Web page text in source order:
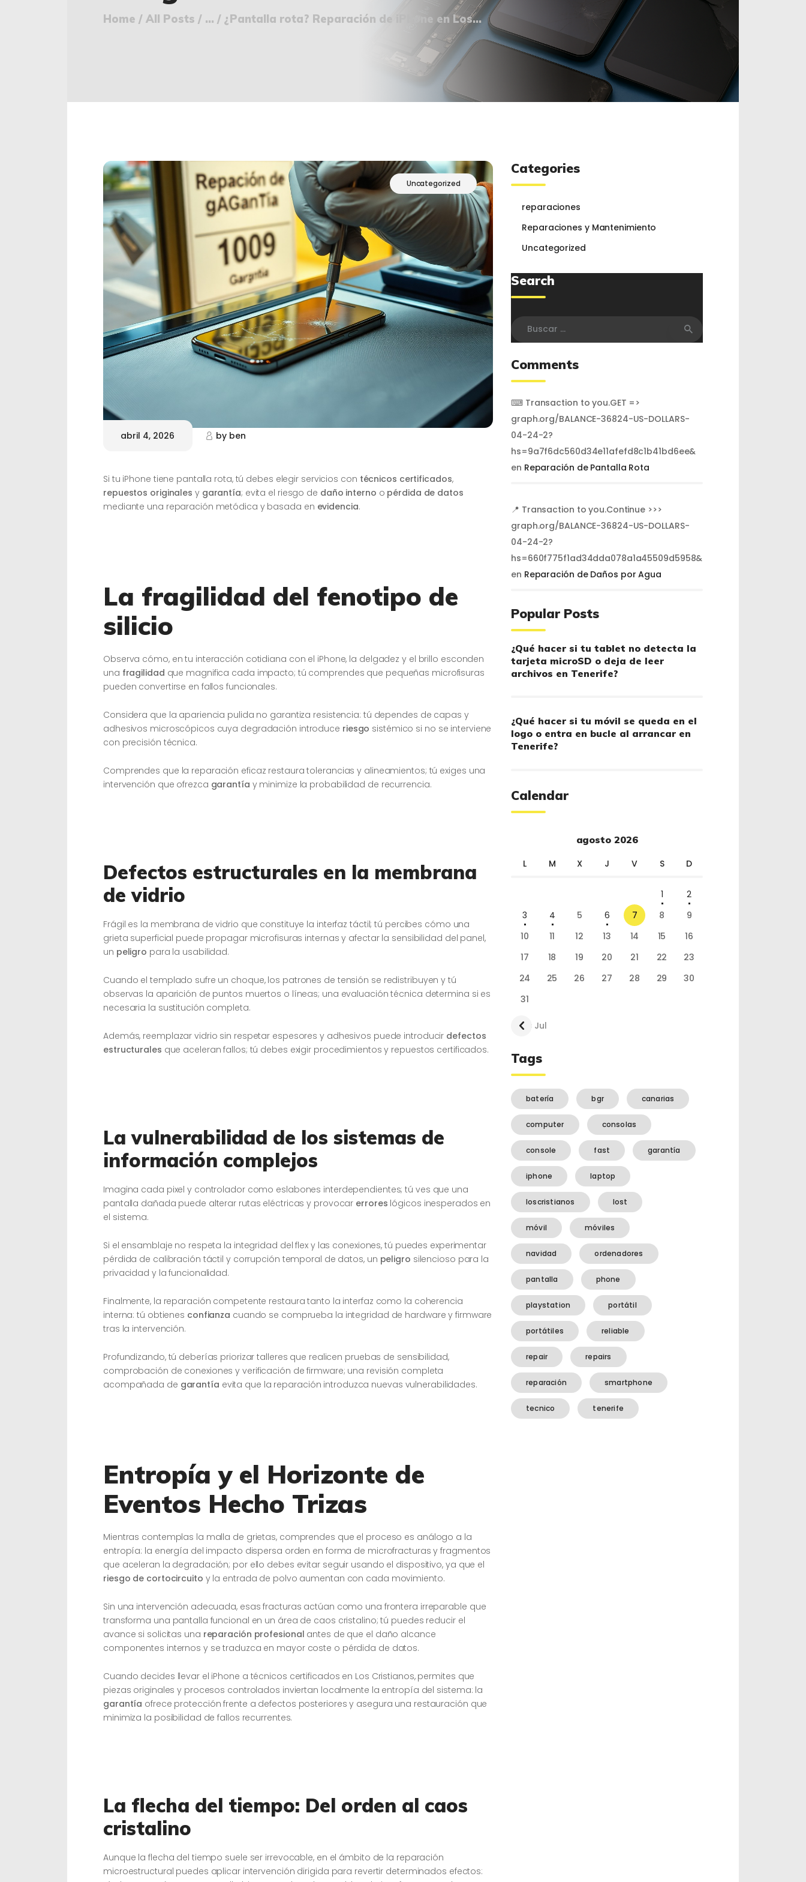
Home All Posts ... ¿Pantalla rota? Reparación de iPhone en Los...
🔒 POLÍTICA DE
Uncategorized
abril 4, 2026 byben
Si tu iPhone tiene pantalla rota, tú debes elegir servicios con técnicos certificados,
repuestos originales y garantía; evita el riesgo de daño interno o pérdida de datos
mediante una reparación metódica y basada en evidencia.
La fragilidad del fenotipo de
silicio
Observa cómo, en tu interacción cotidiana con el iPhone, la delgadez y el brillo esconden
una fragilidad que magnifica cada impacto; tú comprendes que pequeñas microfisuras
pueden convertirse en fallos funcionales.
Considera que la apariencia pulida no garantiza resistencia: tú dependes de capas y
adhesivos microscópicos cuya degradación introduce riesgo sistémico si no se interviene
con precisión técnica.
Comprendes que la reparación eficaz restaura tolerancias y alineamientos; tú exiges una
intervención que ofrezca garantía y minimize la probabilidad de recurrencia.
Defectos estructurales en la membrana
de vidrio
Frágil es la membrana de vidrio que constituye la interfaz táctil; tú percibes cómo una
grieta superficial puede propagar microfisuras internas y afectar la sensibilidad del panel,
un peligro para la usabilidad.
Cuando el templado sufre un choque, los patrones de tensión se redistribuyen y tú
observas la aparición de puntos muertos o líneas; una evaluación técnica determina si es
necesaria la sustitución completa.
Además, reemplazar vidrio sin respetar espesores y adhesivos puede introducir defectos
estructurales que aceleran fallos; tú debes exigir procedimientos y repuestos certificados.
La vulnerabilidad de los sistemas de
información complejos
Imagina cada pixel y controlador como eslabones interdependientes; tú ves que una
pantalla dañada puede alterar rutas eléctricas y provocar errores lógicos inesperados en
el sistema.
Si el ensamblaje no respeta la integridad del flex y las conexiones, tú puedes experimentar
pérdida de calibración táctil y corrupción temporal de datos, un peligro silencioso para la
privacidad y la funcionalidad.
Finalmente, la reparación competente restaura tanto la interfaz como la coherencia
interna: tú obtienes confianza cuando se comprueba la integridad de hardware y firmware
tras la intervención.
Profundizando, tú deberías priorizar talleres que realicen pruebas de sensibilidad,
comprobación de conexiones y verificación de firmware; una revisión completa
acompañada de garantía evita que la reparación introduzca nuevas vulnerabilidades.
Entropía y el Horizonte de
Eventos Hecho Trizas
Mientras contemplas la malla de grietas, comprendes que el proceso es análogo a la
entropía: la energía del impacto dispersa orden en forma de microfracturas y fragmentos
que aceleran la degradación; por ello debes evitar seguir usando el dispositivo, ya que el
riesgo de cortocircuito y la entrada de polvo aumentan con cada movimiento.
Sin una intervención adecuada, esas fracturas actúan como una frontera irreparable que
transforma una pantalla funcional en un área de caos cristalino; tú puedes reducir el
avance si solicitas una reparación profesional antes de que el daño alcance
componentes internos y se traduzca en mayor coste o pérdida de datos.
Cuando decides llevar el iPhone a técnicos certificados en Los Cristianos, permites que
piezas originales y procesos controlados inviertan localmente la entropía del sistema: la
garantía ofrece protección frente a defectos posteriores y asegura una restauración que
minimiza la posibilidad de fallos recurrentes.
La flecha del tiempo: Del orden al caos
cristalino
Aunque la flecha del tiempo suele ser irrevocable, en el ámbito de la reparación
microestructural puedes aplicar intervención dirigida para revertir determinados efectos:
Categories
reparaciones
Reparaciones y Mantenimiento
Uncategorized
Search
Comments
⌨ Transaction to you.GET =>
graph.org/BALANCE-36824-US-DOLLARS-
04-24-2?
hs=9a7f6dc560d34e11afefd8c1b41bd6ee&
en Reparación de Pantalla Rota
📍 Transaction to you.Continue >>>
graph.org/BALANCE-36824-US-DOLLARS-
04-24-2?
hs=660f775f1ad34dda078a1a45509d5958&
en Reparación de Daños por Agua
Popular Posts
¿Qué hacer si tu tablet no detecta la
tarjeta microSD o deja de leer
archivos en Tenerife?
¿Qué hacer si tu móvil se queda en el
logo o entra en bucle al arrancar en
Tenerife?
Calendar
agosto 2026
L M X J V S D
1
2
3
4 5 6 7 8
9
10
11 12 13 14 15
16
17
18 19 20 21 22
23
24
25 26 27 28 29
30
31
« Jul
Tags
batería bgr canarias
computer consolas
console fast garantía
iphone laptop
loscristianos lost
móvil móviles
navidad ordenadores
pantalla phone
playstation portátil
portátiles reliable
repair repairs
reparación smartphone
tecnico tenerife